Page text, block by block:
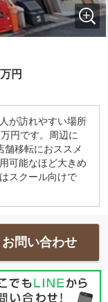
円
が訪れやすい場所
円です。周辺に
舗移転におススメ
可能なほど大きめ
スクール向けで
お問い合わせ